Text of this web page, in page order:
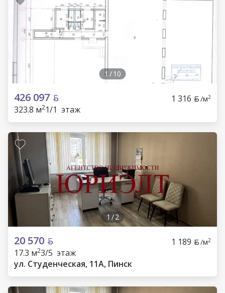
1/10
426 097 1 316 /м2
323.8 м21/1 этаж
1 /2
20 570 1 189 /м2
17.3 м23/5 этаж
ул. Студенческая, 11А, Пинск